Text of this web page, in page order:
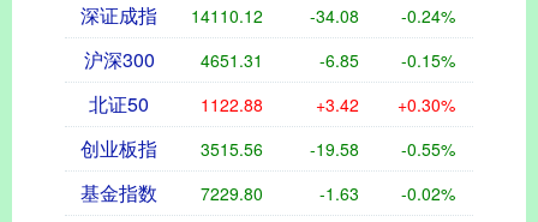
深证成指 14110.12 -34.08 -0.24%
沪深300 4651.31 -6.85 -0.15%
北证50 1122.88 +3.42 +0.30%
创业板指 3515.56 -19.58 -0.55%
基金指数 7229.80 -1.63 -0.02%